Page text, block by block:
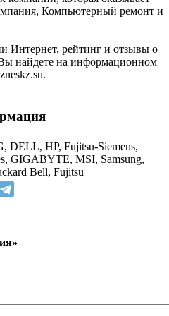
Компьютерный ремонт и
Интернет, рейтинг и отзывы о
найдете на информационном
DELL, HP, Fujitsu-Siemens,
GIGABYTE, MSI, Samsung,
Bell, Fujitsu